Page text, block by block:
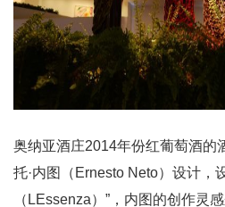
奥纳亚酒庄2014年份红葡萄酒的
托·内图（Ernesto Neto）设计，
（LEssenza）”，内图的创作灵